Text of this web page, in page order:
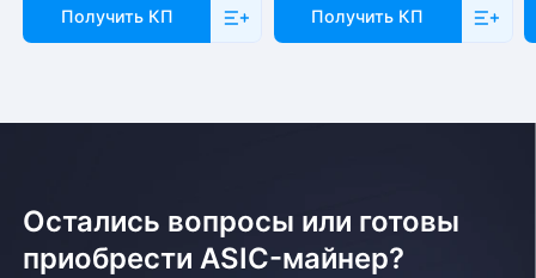
Получить КП Получить КП
Остались вопросы или готовы
приобрести ASIC-майнер?